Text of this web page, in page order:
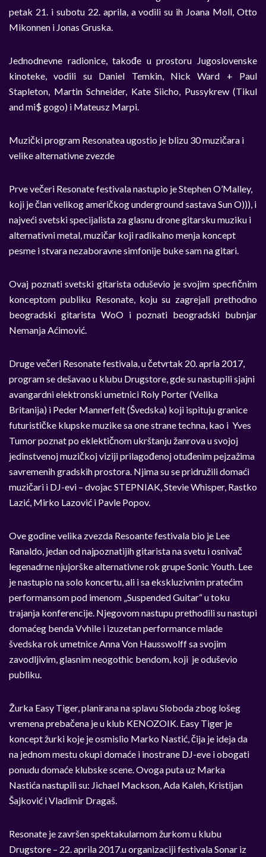
petak 21. i subotu 22. aprila, a vodili su ih Joana Moll, Otto
Mikonnen i Jonas Gruska.
Jednodnevne radionice, takođe u prostoru Jugoslovenske
kinoteke, vodili su Daniel Temkin, Nick Ward + Paul
Stapleton, Martin Schneider, Kate Siicho, Pussykrew (Tikul
and mi$ gogo) i Mateusz Marpi.
Muzički program Resonatea ugostio je blizu 30 muzičara i
velike alternativne zvezde
Prve večeri Resonate festivala nastupio je Stephen O’Malley,
koji je član velikog američkog underground sastava Sun O))), i
najveći svetski specijalista za glasnu drone gitarsku muziku i
alternativni metal, muzičar koji radikalno menja koncept
pesme i stvara nezaboravne simfonije buke sam na gitari.
Ovaj poznati svetski gitarista oduševio je svojim specfičnim
konceptom publiku Resonate, koju su zagrejali prethodno
beogradski gitarista WoO i poznati beogradski bubnjar
Nemanja Aćimović.
Druge večeri Resonate festivala, u četvrtak 20. aprla 2017,
program se dešavao u klubu Drugstore, gde su nastupili sjajni
avangardni elektronski umetnici Roly Porter (Velika
Britanija) i Peder Mannerfelt (Švedska) koji ispituju granice
futurističke klupske muzike sa one strane techna, kao i Yves
Tumor poznat po eklektičnom ukrštanju žanrova u svojoj
jedinstvenoj muzičkoj viziji prilagođenoj otuđenim pejzažima
savremenih gradskih prostora. Njima su se pridružili domaći
muzičari i DJ-evi – dvojac STEPNIAK, Stevie Whisper, Rastko
Lazić, Mirko Lazović i Pavle Popov.
Ove godine velika zvezda Resoante festivala bio je Lee
Ranaldo, jedan od najpoznatijih gitarista na svetu i osnivač
legenadrne njujorške alternativne rok grupe Sonic Youth. Lee
je nastupio na solo koncertu, ali i sa ekskluzivnim pratećim
performansom pod imenom „Suspended Guitar“ u toku
trajanja konferencije. Njegovom nastupu prethodili su nastupi
domaćeg benda Vvhile i izuzetan performance mlade
švedska rok umetnice Anna Von Hausswolff sa svojim
zavodljivim, glasnim neogothic bendom, koji je oduševio
publiku.
Žurka Easy Tiger, planirana na splavu Sloboda zbog lošeg
vremena prebačena je u klub KENOZOIK. Easy Tiger je
koncept žurki koje je osmislio Marko Nastić, čija je ideja da
na jednom mestu okupi domaće i inostrane DJ-eve i obogati
ponudu domaće klubske scene. Ovoga puta uz Marka
Nastića nastupili su: Jichael Mackson, Ada Kaleh, Kristijan
Šajković i Vladimir Dragaš.
Resonate je završen spektakularnom žurkom u klubu
Drugstore – 22. aprila 2017.u organizaciji festivala Sonar iz